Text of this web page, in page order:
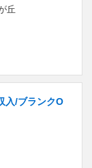
丘
入/ブランクO